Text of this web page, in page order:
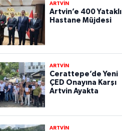
ARTVİN
Artvin’e 400 Yataklı
Hastane Müjdesi
ARTVİN
Cerattepe’de Yeni
ÇED Onayına Karşı
Artvin Ayakta
ARTVİN